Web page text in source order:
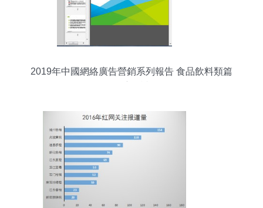
2019年中國網絡廣告營銷系列報告 食品飲料類篇